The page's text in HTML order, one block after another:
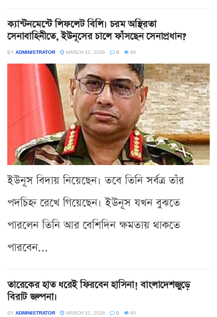
ক্যান্টনমেন্টে লিফলেট বিলি। চরম অস্থিরতা
সেনাবাহিনীতে, ইউনূসের চালে ফাঁসছেন সেনাপ্রধান?
BY ADMINISTRATOR MARCH 31, 2026 0 96
ইউনূস বিদায় নিয়েছেন। তবে তিনি সর্বত্র তাঁর
পদচিহ্ন রেখে গিয়েছেন। ইউনূস যখন বুঝতে
পারলেন তিনি আর বেশিদিন ক্ষমতায় থাকতে
পারবেন...
তারেকের হাত ধরেই ফিরবেন হাসিনা! বাংলাদেশজুড়ে
বিরাট জল্পনা।
BY ADMINISTRATOR MARCH 31, 2026 0 84